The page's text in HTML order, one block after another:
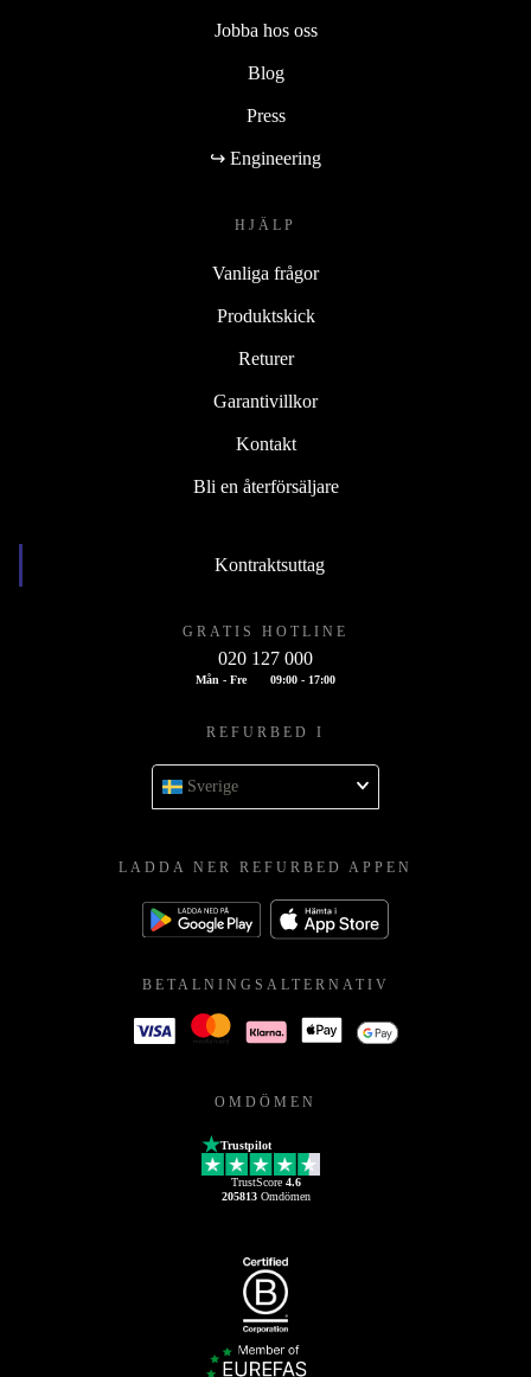
Jobba hos oss
Blog
Press
↪ Engineering
HJÄLP
Vanliga frågor
Produktskick
Returer
Garantivillkor
Kontakt
Bli en återförsäljare
Kontraktsuttag
GRATIS HOTLINE
020 127 000
Mån - Fre 09:00 - 17:00
REFURBED I
Sverige
LADDA NER REFURBED APPEN
BETALNINGSALTERNATIV
OMDÖMEN
Trustpilot
TrustScore 4.6
205813Omdömen